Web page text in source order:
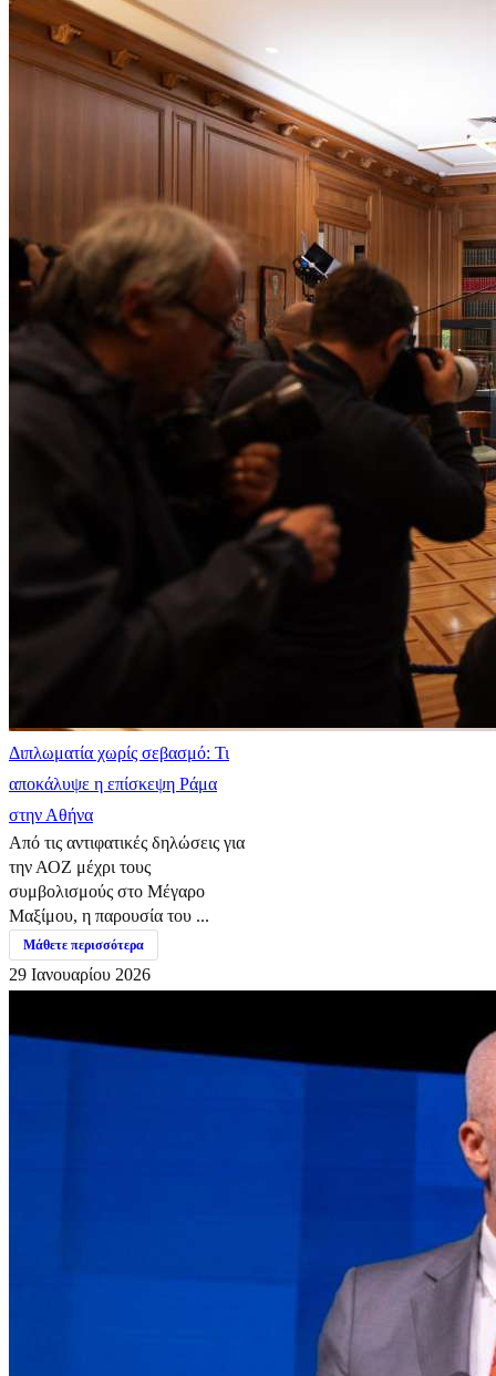
Διπλωματία χωρίς σεβασμό: Τι
αποκάλυψε η επίσκεψη Ράμα
στην Αθήνα
Από τις αντιφατικές δηλώσεις για
την ΑΟΖ μέχρι τους
συμβολισμούς στο Μέγαρο
Μαξίμου, η παρουσία του ...
Μάθετε περισσότερα
29 Ιανουαρίου 2026